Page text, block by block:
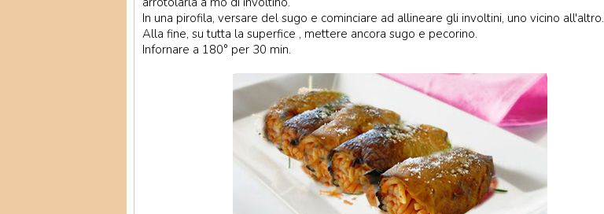
In una pirofila, versare del sugo e cominciare ad allineare gli involtini, uno vicino all'altro.
Alla fine, su tutta la superfice , mettere ancora sugo e pecorino.
Infornare a 180° per 30 min.